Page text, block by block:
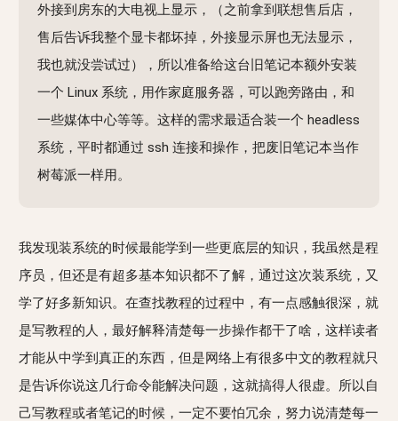
外接到房东的大电视上显示，（之前拿到联想售后店，
售后告诉我整个显卡都坏掉，外接显示屏也无法显示，
我也就没尝试过），所以准备给这台旧笔记本额外安装
一个 Linux 系统，用作家庭服务器，可以跑旁路由，和
一些媒体中心等等。这样的需求最适合装一个 headless
系统，平时都通过 ssh 连接和操作，把废旧笔记本当作
树莓派一样用。
我发现装系统的时候最能学到一些更底层的知识，我虽然是程
序员，但还是有超多基本知识都不了解，通过这次装系统，又
学了好多新知识。在查找教程的过程中，有一点感触很深，就
是写教程的人，最好解释清楚每一步操作都干了啥，这样读者
才能从中学到真正的东西，但是网络上有很多中文的教程就只
是告诉你说这几行命令能解决问题，这就搞得人很虚。所以自
己写教程或者笔记的时候，一定不要怕冗余，努力说清楚每一